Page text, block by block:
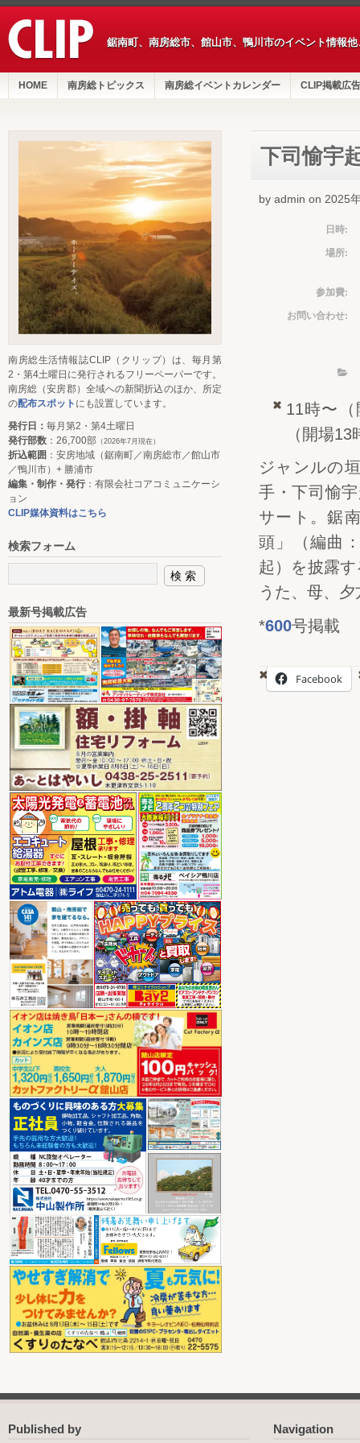
鋸南町、南房総市、館山市、鴨川市のイベント情報
HOME 南房総トピックス 南房総イベントカレンダー CLIP掲載広告
下司愉宇
by admin on 2025
日時:
場所:
参加費:
お問い合わせ:
11時〜
（開場
ジャンルの
手・下司愉
サート。鋸
頭」（編曲
起）を披露
うた、母、
*600号掲載
Facebook
南房総生活情報誌CLIP（クリップ）は、毎月第
2・第4土曜日に発行されるフリーペーパーです。
南房総（安房郡）全域への新聞折込のほか、所定
の配布スポット にも設置しています。
発行日： 毎月第2・第4土曜日
発行部数 ：26,700部 （2026年7月現在）
折込範囲 ：安房地域（鋸南町／南房総市／館山市
／鴨川市）+ 勝浦市
編集・制作・発行：有限会社コアコミュニケーシ
ョン
CLIP媒体資料はこちら
検索フォーム
最新号掲載広告
Published by Navigation